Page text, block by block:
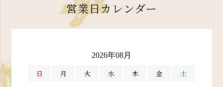
営業日カレンダー
2026年08月
日 月 火 水 木 金 土